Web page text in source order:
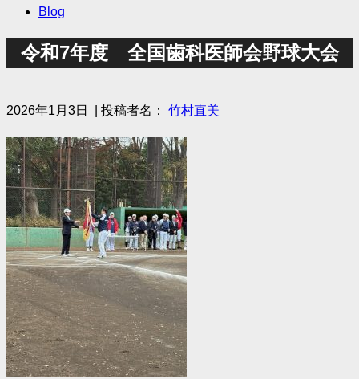
Blog
令和7年度 全国歯科医師会野球大会
2026年1月3日 | 投稿者名： 竹村直美